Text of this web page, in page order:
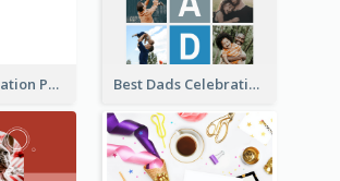
Blank Celebration Photo Book Best Dads Celebration Photo Book